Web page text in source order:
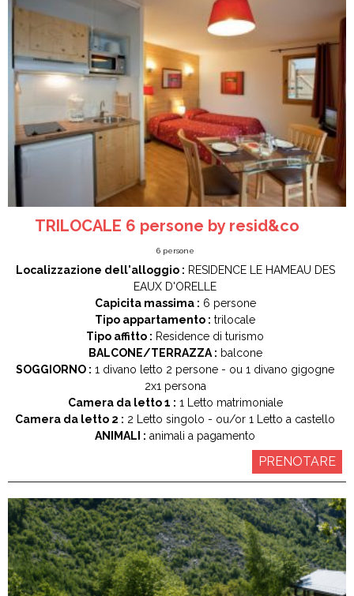
TRILOCALE 6 persone by resid&co
6 persone
Localizzazione dell'alloggio : RESIDENCE LE HAMEAU DES
EAUX D'ORELLE
Capicita massima : 6 persone
Tipo appartamento : trilocale
Tipo affitto : Residence di turismo
BALCONE/TERRAZZA : balcone
SOGGIORNO : 1 divano letto 2 persone ou 1 divano gigogne
2x1 persona
Camera da letto 1 : 1 Letto matrimoniale
Camera da letto 2 : 2 Letto singolo ou/or 1 Letto a castello
ANIMALI : animali a pagamento
PRENOTARE